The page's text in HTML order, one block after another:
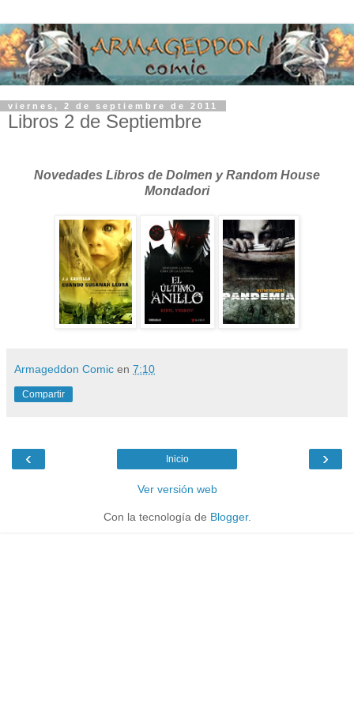
viernes, 2 de septiembre de 2011
Libros 2 de Septiembre
Novedades Libros de Dolmen y Random House
Mondadori
Armageddon Comic en 7:10
Compartir
‹ ›
Inicio
Ver versión web
Con la tecnología de Blogger.